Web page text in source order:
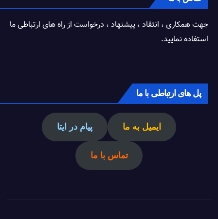
جهت همکاری ، انتقاد ، پیشنهاد ، درخواست از راه های ارتباطی ما
استفاده نمایید.
پل های ارتباطی با ما
ایمیل به ما پیام در ایتا
تماس با ما